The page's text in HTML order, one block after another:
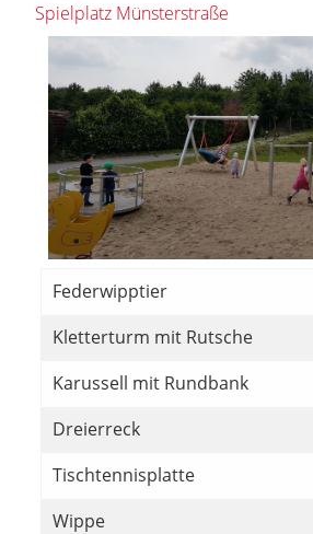
Spielplatz Münsterstraße
Federwipptier
Kletterturm mit Rutsche
Karussell mit Rundbank
Dreierreck
Tischtennisplatte
Wippe